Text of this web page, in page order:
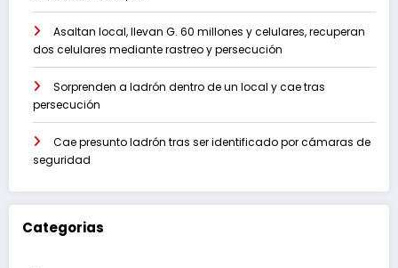
Asaltan local, llevan G. 60 millones y celulares, recuperan
dos celulares mediante rastreo y persecución
Sorprenden a ladrón dentro de un local y cae tras
persecución
Cae presunto ladrón tras ser identificado por cámaras de
seguridad
Categorias